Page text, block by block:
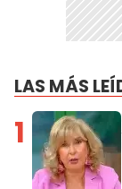
LAS MÁS
1